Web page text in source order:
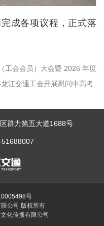
成各项议程，正式落
工会会员）大会暨 2026 年度
江交通工会开展慰问中高考
群力第五大道1688号
号
公司 版权所有
化传播有限公司